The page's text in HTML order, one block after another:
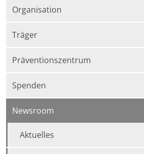
Organisation
Träger
Präventionszentrum
Spenden
Newsroom
Aktuelles